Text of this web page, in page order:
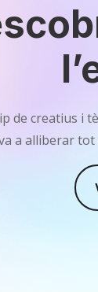
de creatius i
a alliberar